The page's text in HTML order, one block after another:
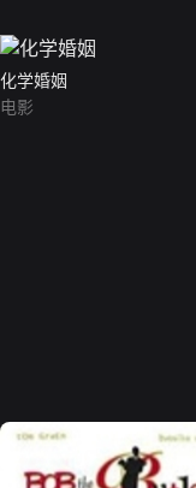
化学婚姻
电影